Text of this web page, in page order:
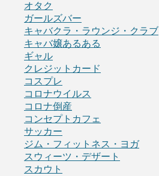
オタク
ガールズバー
キャバクラ・ラウンジ・クラブ
キャバ嬢あるある
ギャル
クレジットカード
コスプレ
コロナウイルス
コロナ倒産
コンセプトカフェ
サッカー
ジム・フィットネス・ヨガ
スウィーツ・デザート
スカウト